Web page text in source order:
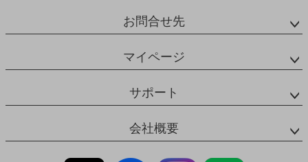
お問合せ先
マイページ
サポート
会社概要